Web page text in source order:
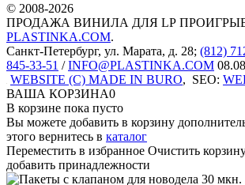
© 2008-2026
ПРОДАЖА ВИНИЛА ДЛЯ LP
PLASTINKA.COM.
Санкт-Петербург, ул. Марата, д. 28; (812)
845-33-51 /INFO@PLASTINKA.COM
WEBSITE (C) MADE IN BURO, SEO:
ВАША КОРЗИНА0
В корзине пока пусто
Вы можете добавить в корзину
этого вернитесь в каталог
Переместить в избранное Очистить
добавить принадлежности